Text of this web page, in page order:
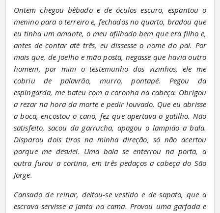
Ontem chegou bêbado e de óculos escuro, espantou o
menino para o terreiro e, fechados no quarto, bradou que
eu tinha um amante, o meu afilhado bem que era filho e,
antes de contar até três, eu dissesse o nome do pai. Por
mais que, de joelho e mão posta, negasse que havia outro
homem, por mim o testemunho dos vizinhos, ele me
cobriu de palavrão, murro, pontapé. Pegou da
espingarda, me bateu com a coronha na cabeça. Obrigou
a rezar na hora da morte e pedir louvado. Que eu abrisse
a boca, encostou o cano, fez que apertava o gatilho. Não
satisfeito, sacou da garrucha, apagou o lampião a bala.
Disparou dois tiros na minha direção, só não acertou
porque me desviei. Uma bala se enterrou na porta, a
outra furou a cortina, em três pedaços a cabeça do São
Jorge.
Cansado de reinar, deitou-se vestido e de sapato, que a
escrava servisse a janta na cama. Provou uma garfada e